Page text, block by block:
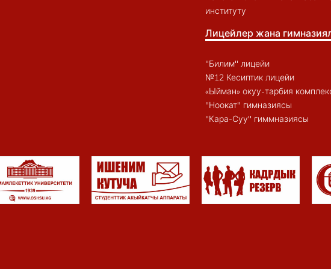
институту
Лицейлер жана
"Билим" лицейи
№12 Кесиптик лицейи
«Ыйман» окуу-тарбия
"Ноокат" гимназиясы
"Кара-Суу" гиммназиясы